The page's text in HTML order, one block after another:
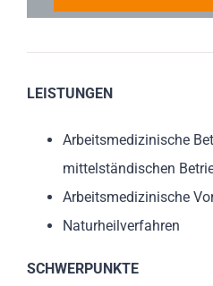
LEISTUNGEN
Arbeitsmedizinische
mittelständischen
Arbeitsmedizinische
Naturheilverfahren
SCHWERPUNKTE